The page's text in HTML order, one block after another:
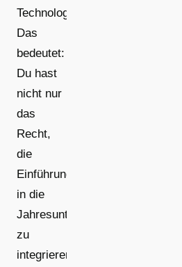
Technologie.
Das
bedeutet:
Du hast
nicht nur
das
Recht,
die
Einführung
in die
Jahresunterweisung
zu
integrieren